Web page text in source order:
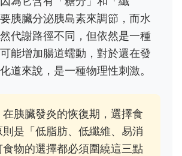
胰臟分泌胰島素來調節，而水
代謝路徑不同，但依然是一種
能增加腸道蠕動，對於還在發
道來說，是一種物理性刺激。
在胰臟發炎的恢復期，選擇食
是「低脂肪、低纖維、易消
物的選擇都必須圍繞這三點